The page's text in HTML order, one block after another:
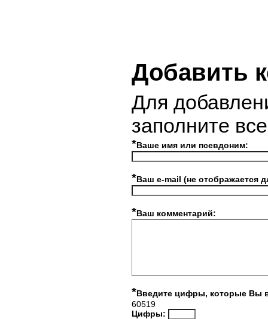
Добавить
Для
заполните
*Ваше имя или псевдоним:
*Ваш e-mail (не отображается
*Ваш комментарий:
*Введите цифры, которые Вы
60519
Цифры: